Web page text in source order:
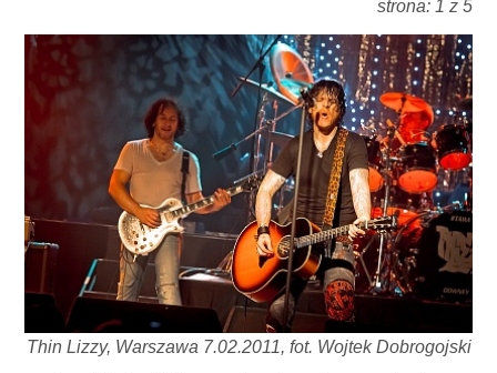
strona: 1 z 5
Thin Lizzy, Warszawa 7.02.2011, fot. Wojtek Dobrogojski